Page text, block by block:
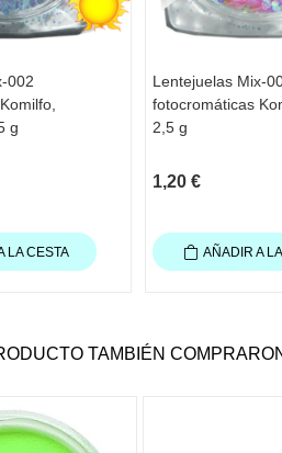
002
g
LA CESTA
Lentejuelas Mix-
fotocromáticas
2,5 g
1,20 €
AÑADIR A
TAMBIÉN